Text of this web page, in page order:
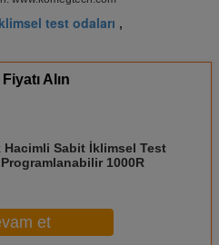
test odaları ,
Alın
Hacimli Sabit İklimsel Test
Programlanabilir 1000R
et